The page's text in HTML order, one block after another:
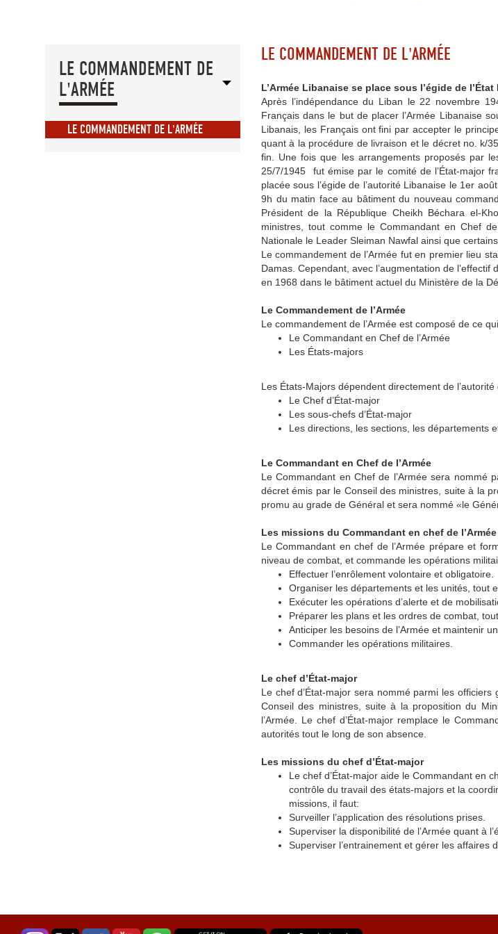
LE COMMANDEMENT DE
L'ARMÉE
LE COMMANDEMENT DE L'ARMÉE
LE COMMANDEMENT DE L'ARMÉE
L’Armée Libanaise se place sous l’égide de
Après l’indépendance du Liban le 22 novembre
Français dans le but de placer l’Armée Libanaise
Libanais, les Français ont fini par accepter le
quant à la procédure de livraison et le décret no. k/
fin. Une fois que les arrangements proposés par
25/7/1945 fut émise par le comité de l’État-major
placée sous l’égide de l’autorité Libanaise le 1er
9h du matin face au bâtiment du nouveau
Président de la République Cheikh Béchara el-
ministres, tout comme le Commandant en Chef
Nationale le Leader Sleiman Nawfal ainsi que
Le commandement de l’Armée fut en premier lieu
Damas. Cependant, avec l’augmentation de
en 1968 dans le bâtiment actuel du Ministère de la
Le Commandement de l’Armée
Le commandement de l’Armée est composé de ce
Le Commandant en Chef de l’Armée
Les États-majors
Les États-Majors dépendent directement de
Le Chef d’État-major
Les sous-chefs d’État-major
Les directions, les sections, les départements
Le Commandant en Chef de l’Armée
Le Commandant en Chef de l’Armée sera nommé
décret émis par le Conseil des ministres, suite à la
promu au grade de Général et sera nommé «le
Les missions du Commandant en chef de l’Armée
Le Commandant en chef de l’Armée prépare et
niveau de combat, et commande les opérations
Effectuer l’enrôlement volontaire et obligatoire.
Organiser les départements et les unités, tout
Exécuter les opérations d’alerte et de
Préparer les plans et les ordres de combat,
Anticiper les besoins de l’Armée et maintenir
Commander les opérations militaires.
Le chef d’État-major
Le chef d’État-major sera nommé parmi les
Conseil des ministres, suite à la proposition du
l’Armée. Le chef d’État-major remplace le
autorités tout le long de son absence.
Les missions du chef d’État-major
Le chef d’État-major aide le Commandant en
contrôle du travail des états-majors et la
missions, il faut:
Surveiller l’application des résolutions prises.
Superviser la disponibilité de l’Armée quant à
Superviser l’entrainement et gérer les affaires